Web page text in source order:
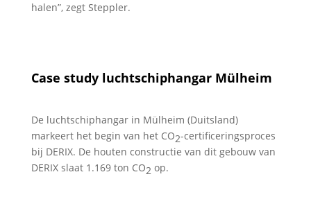
halen”, zegt Steppler.
Case study luchtschiphangar Mülheim
De luchtschiphangar in Mülheim (Duitsland)
markeert het begin van het CO2-certificeringsproces
bij DERIX. De houten constructie van dit gebouw van
DERIX slaat 1.169 ton CO2 op.